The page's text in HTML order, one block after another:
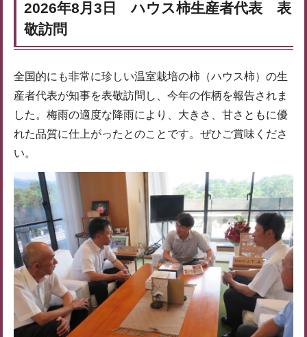
2026年8月3日 ハウス柿生産者代表 表
敬訪問
全国的にも非常に珍しい温室栽培の柿（ハウス柿）の生
産者代表が知事を表敬訪問し、今年の作柄を報告されま
した。梅雨の適度な降雨により、大きさ、甘さともに優
れた品質に仕上がったとのことです。ぜひご賞味くださ
い。